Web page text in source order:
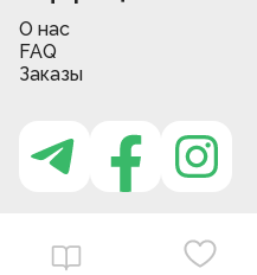
О нас
FAQ
Заказы
Приложение MBG store